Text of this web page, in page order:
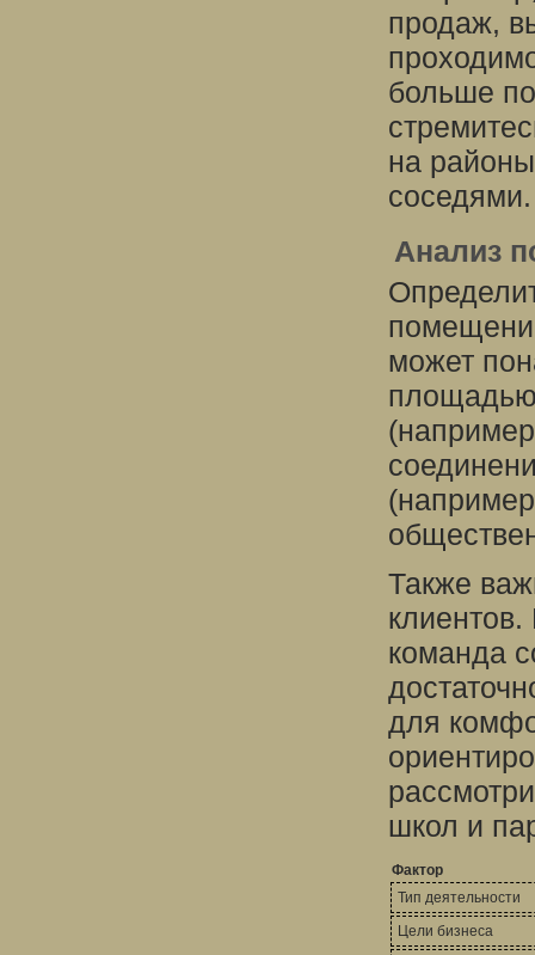
продаж,
больше
на
соседями.
Анализ
может
Также
команда
для
школ и
Фактор
Тип деятельности
Цели бизнеса